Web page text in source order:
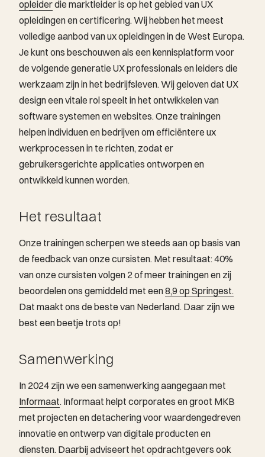
opleiderdie marktleider is op het gebied van UX
opleidingen en certificering. Wij hebben het meest
volledige aanbod van ux opleidingen in de West Europa.
Je kunt ons beschouwen als een kennisplatform voor
de volgende generatie UX professionals en leiders die
werkzaam zijn in het bedrijfsleven. Wij geloven dat UX
design een vitale rol speelt in het ontwikkelen van
software systemen en websites. Onze trainingen
helpen individuen en bedrijven om efficiëntere ux
werkprocessen in te richten, zodat er
gebruikersgerichte applicaties ontworpen en
ontwikkeld kunnen worden.
Het resultaat
Onze trainingen scherpen we steeds aan op basis van
de feedback van onze cursisten. Met resultaat: 40%
van onze cursisten volgen 2 of meer trainingen en zij
beoordelen ons gemiddeld met een8,9 op Springest.
Dat maakt ons de beste van Nederland. Daar zijn we
best een beetje trots op!
Samenwerking
In 2024 zijn we een samenwerking aangegaan met
Informaat. Informaat helpt corporates en groot MKB
met projecten en detachering voor waardengedreven
innovatie en ontwerp van digitale producten en
diensten. Daarbij adviseert het opdrachtgevers ook